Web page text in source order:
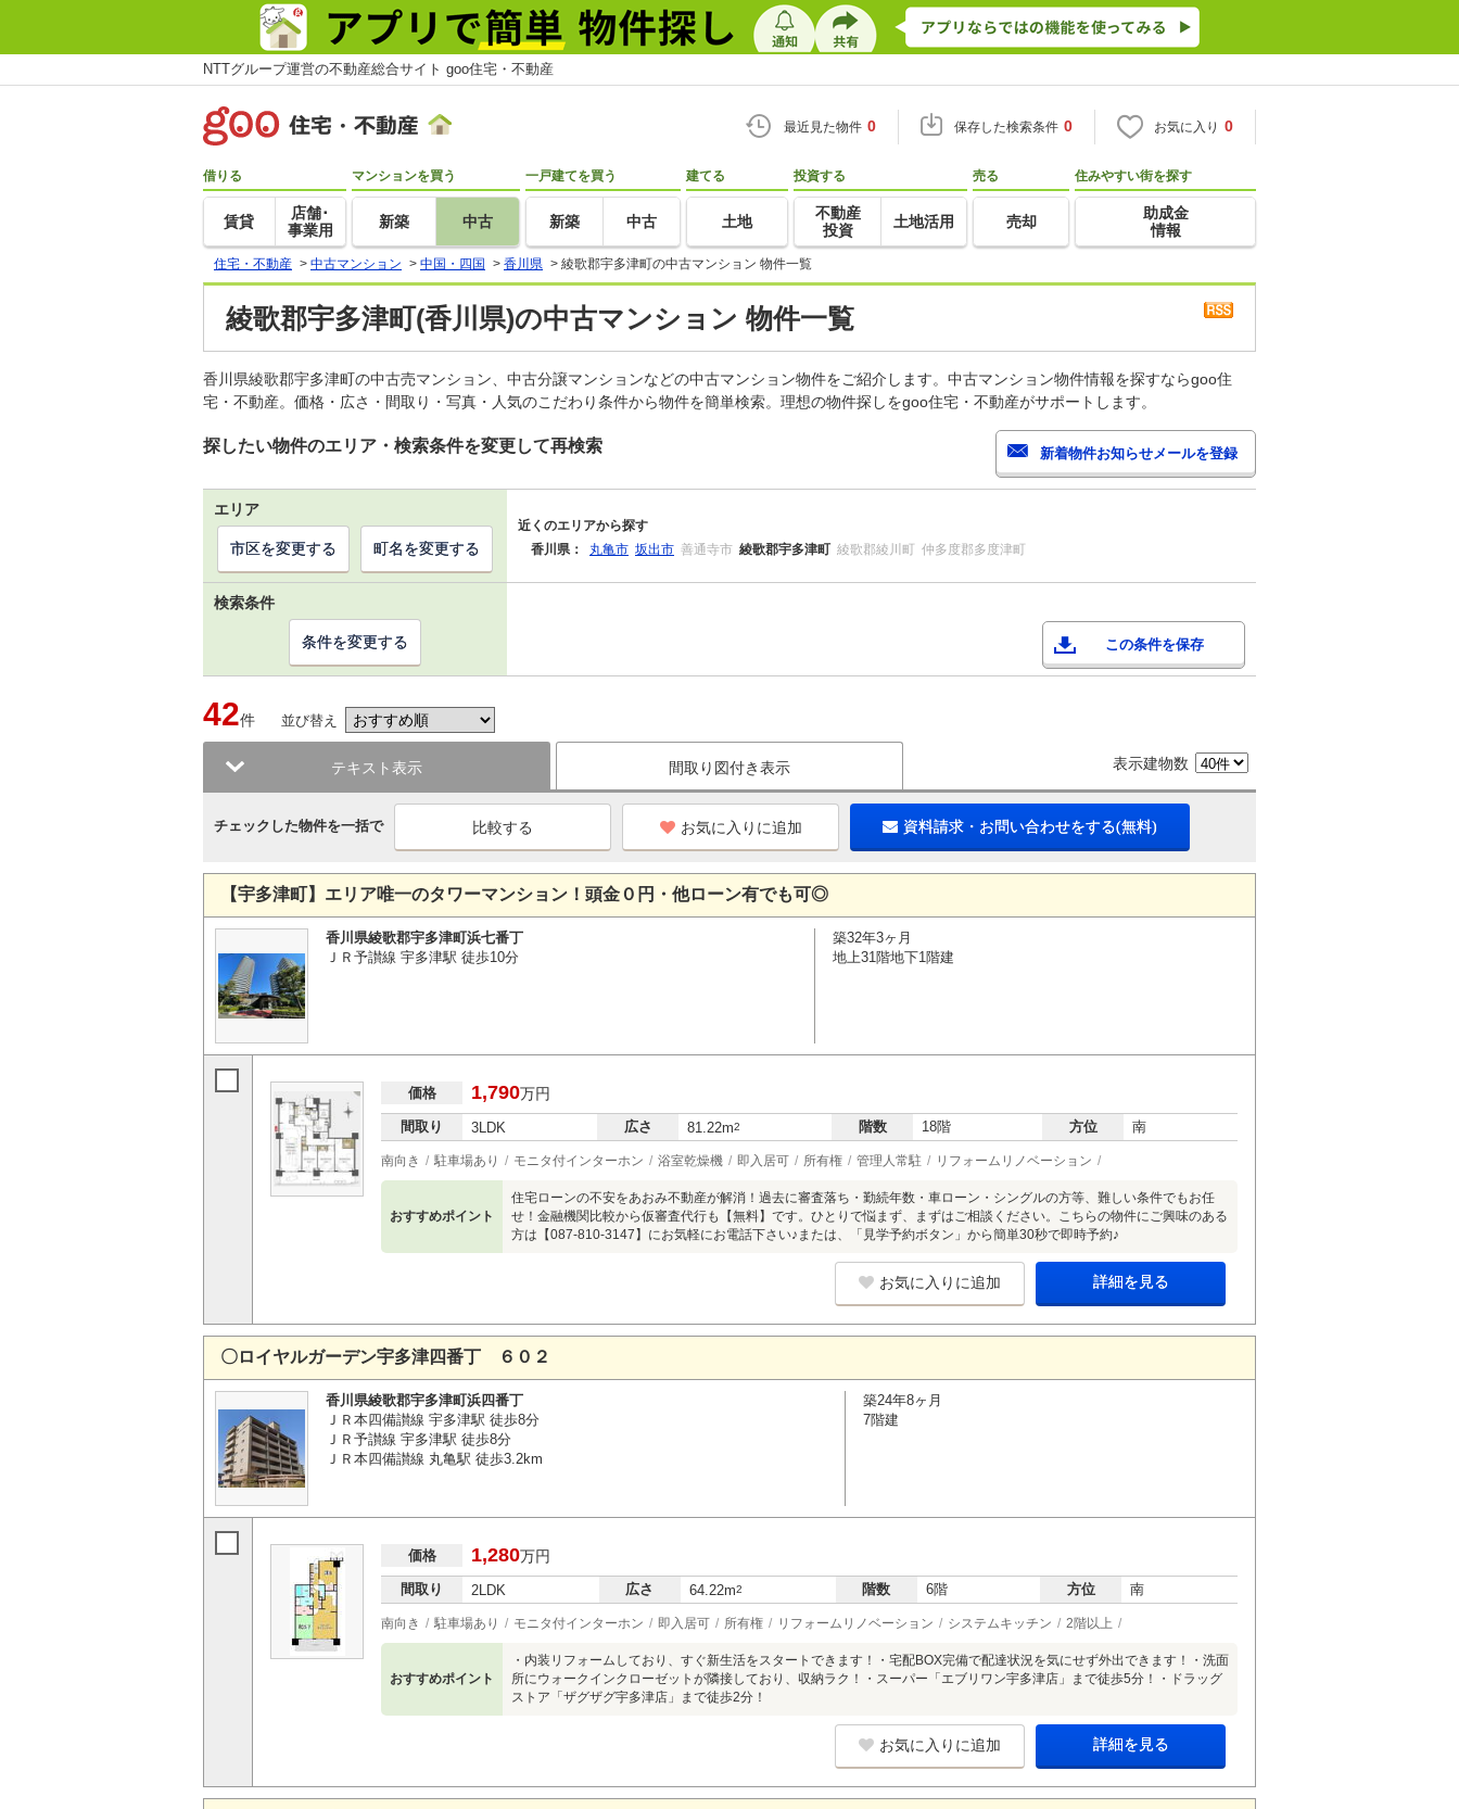
NTTグループ運営の不動産総合サイト goo住宅・不動産
最近見た物件 0 保存した検索条件 0 お気に入り 0
借りる
賃貸
店舗･
事業用
マンションを買う
新築 中古
一戸建てを買う
新築 中古
建てる
土地
投資する
不動産
投資
土地活用
売る
売却
住みやすい街を探す
助成金
情報
住宅・不動産 > 中古マンション > 中国・四国 > 香川県 > 綾歌郡宇多津町の中古マンション 物件一覧
綾歌郡宇多津町(香川県)の中古マンション 物件一覧
香川県綾歌郡宇多津町の中古売マンション、中古分譲マンションなどの中古マンション物件をご紹介します。中古マンション物件情報を探すならgoo住
宅・不動産。価格・広さ・間取り・写真・人気のこだわり条件から物件を簡単検索。理想の物件探しをgoo住宅・不動産がサポートします。
探したい物件のエリア・検索条件を変更して再検索
エリア
近くのエリアから探す
香川県：
丸亀市 坂出市 善通寺市 綾歌郡宇多津町 綾歌郡綾川町 仲多度郡多度津町
市区を変更する 町名を変更する
検索条件
この条件を保存
条件を変更する
42件 並び替え
テキスト表示 間取り図付き表示 表示建物数
チェックした物件を一括で お気に入りに追加 資料請求・お問い合わせをする(無料)
【宇多津町】エリア唯一のタワーマンション！頭金０円・他ローン有でも可◎
香川県綾歌郡宇多津町浜七番丁
ＪＲ予讃線 宇多津駅 徒歩10分
築32年3ヶ月
地上31階地下1階建
価格 1,790万円
間取り 3LDK 広さ 81.22m2 階数 18階 方位 南
南向き 駐車場あり モニタ付インターホン 浴室乾燥機 即入居可 所有権 管理人常駐 リフォームリノベーション
おすすめポイント
住宅ローンの不安をあおみ不動産が解消！過去に審査落ち・勤続年数・車ローン・シングルの方等、難しい条件でもお任
せ！金融機関比較から仮審査代行も【無料】です。ひとりで悩まず、まずはご相談ください。こちらの物件にご興味のある
方は【087-810-3147】にお気軽にお電話下さい♪または、「見学予約ボタン」から簡単30秒で即時予約♪
お気に入りに追加 詳細を見る
〇ロイヤルガーデン宇多津四番丁 ６０２
香川県綾歌郡宇多津町浜四番丁
ＪＲ本四備讃線 宇多津駅 徒歩8分
ＪＲ予讃線 宇多津駅 徒歩8分
ＪＲ本四備讃線 丸亀駅 徒歩3.2km
築24年8ヶ月
7階建
価格 1,280万円
間取り 2LDK 広さ 64.22m2 階数 6階 方位 南
南向き 駐車場あり モニタ付インターホン 即入居可 所有権 リフォームリノベーション システムキッチン 2階以上
おすすめポイント
・内装リフォームしており、すぐ新生活をスタートできます！・宅配BOX完備で配達状況を気にせず外出できます！・洗面
所にウォークインクローゼットが隣接しており、収納ラク！・スーパー「エブリワン宇多津店」まで徒歩5分！・ドラッグ
ストア「ザグザグ宇多津店」まで徒歩2分！
お気に入りに追加 詳細を見る